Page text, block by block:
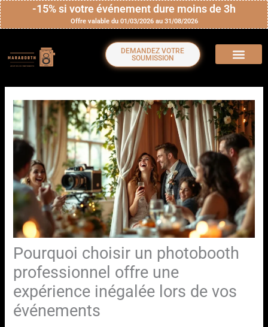
Aller
au
-15% si votre événement dure moins de 3h
Offre valable du 01/03/2026 au 31/08/2026
DEMANDEZ VOTRE
SOUMISSION
Pourquoi choisir un photobooth
professionnel offre une
expérience inégalée lors de vos
événements